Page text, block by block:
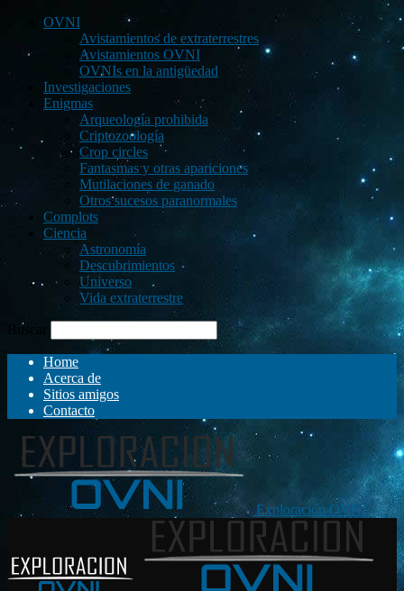
OVNI
Avistamientos de extraterrestres
Avistamientos OVNI
OVNIs en la antigüedad
Investigaciones
Enigmas
Arqueología prohibida
Criptozoología
Crop circles
Fantasmas y otras apariciones
Mutilaciones de ganado
Otros sucesos paranormales
Complots
Ciencia
Astronomía
Descubrimientos
Universo
Vida extraterrestre
Buscar
Home
Acerca de
Sitios amigos
Contacto
Exploración OVNI